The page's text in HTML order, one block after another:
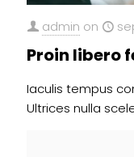
admin on
Proin libero
Iaculis tempus
Ultrices nulla